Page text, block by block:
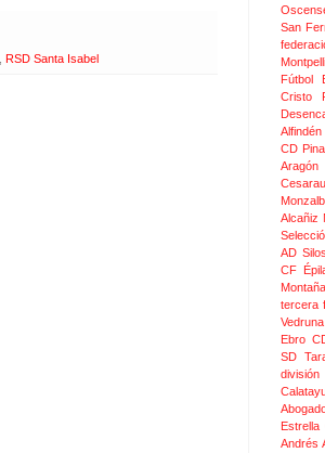
RSD Santa Isabel
San
Fútbol
Cristo
Alfindén
CD Pina
Aragón
Alcañiz
AD Silos
CF
tercera
Vedruna
Ebro
SD
Estrella
Andrés